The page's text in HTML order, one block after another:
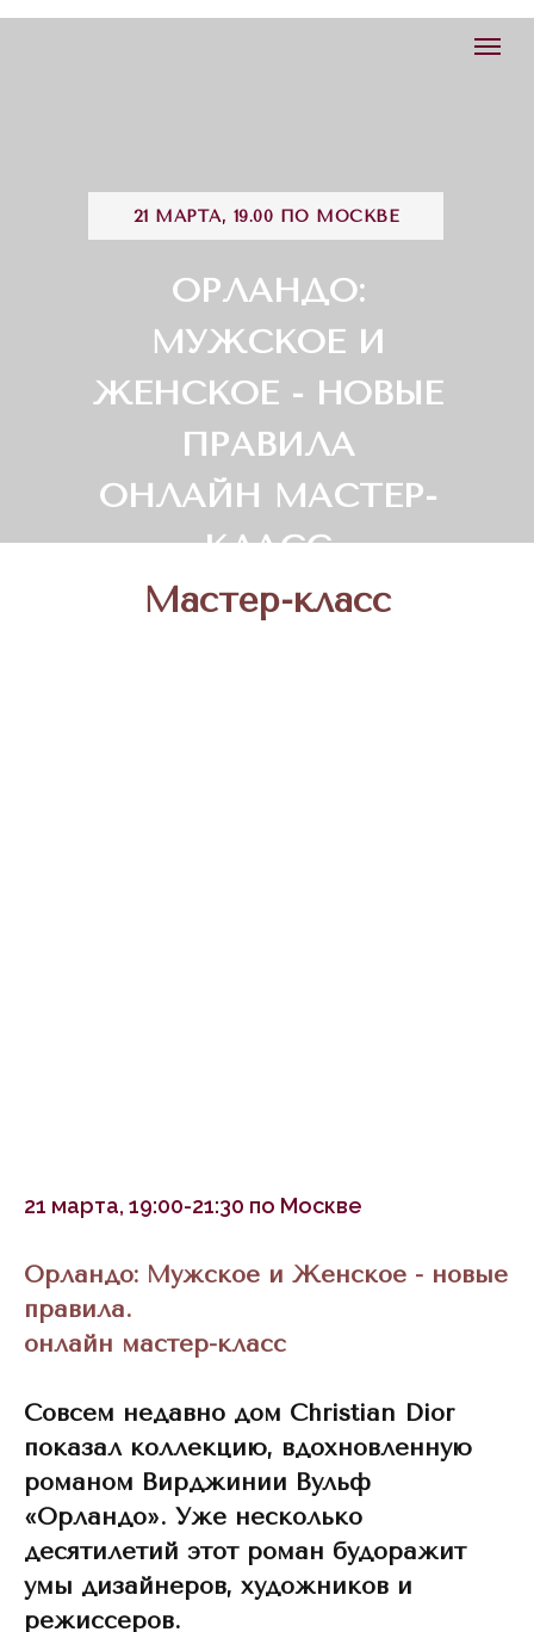
21 МАРТА, 19.00 ПО МОСКВЕ
ОРЛАНДО:
МУЖСКОЕ И
ЖЕНСКОЕ - НОВЫЕ
ПРАВИЛА
ОНЛАЙН МАСТЕР-
КЛАСС
Мастер-класс
21 марта, 19:00-21:30 по Москве
Орландо: Мужское и Женское - новые
правила.
онлайн мастер-класс
Совсем недавно дом Christian Dior
показал коллекцию, вдохновленную
романом Вирджинии Вульф
«Орландо». Уже несколько
десятилетий этот роман будоражит
умы дизайнеров, художников и
режиссеров.